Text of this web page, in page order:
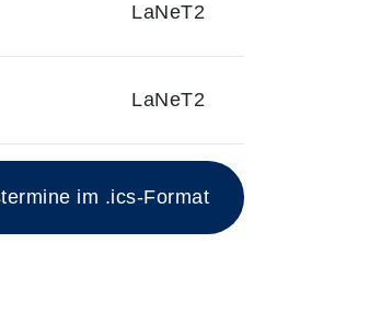
LaNeT2
LaNeT2
im .ics-Format